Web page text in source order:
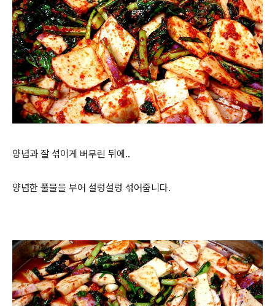
양념과 잘 섞이게 버무린 뒤에..
양념한 풀물을 부어 설렁설렁 섞어줍니다.